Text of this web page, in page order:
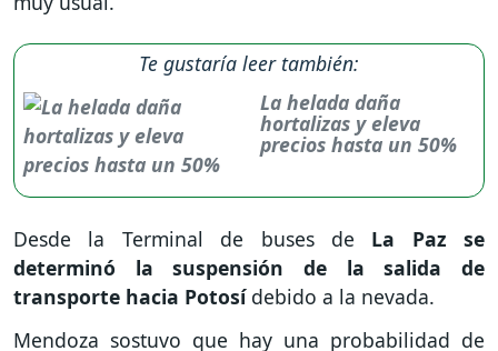
Te gustaría leer también:
La helada daña
hortalizas y eleva
precios hasta un 50%
Desde la Terminal de buses de La Paz se
determinó la suspensión de la salida de
transporte hacia Potosídebido a la nevada.
Mendoza sostuvo que hay una probabilidad de